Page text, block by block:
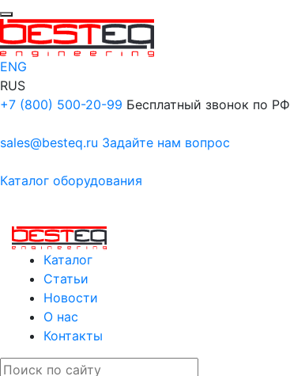
ENG
RUS
+7 (800) 500-20-99 Бесплатный звонок по РФ
sales@besteq.ru Задайте нам вопрос
Каталог оборудования
Каталог
Статьи
Новости
О нас
Контакты